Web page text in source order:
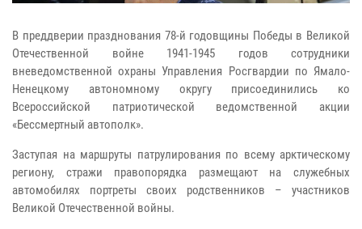
В преддверии празднования 78-й годовщины Победы в Великой
Отечественной войне 1941-1945 годов сотрудники
вневедомственной охраны Управления Росгвардии по Ямало-
Ненецкому автономному округу присоединились ко
Всероссийской патриотической ведомственной акции
«Бессмертный автополк».
Заступая на маршруты патрулирования по всему арктическому
региону, стражи правопорядка размещают на служебных
автомобилях портреты своих родственников – участников
Великой Отечественной войны.